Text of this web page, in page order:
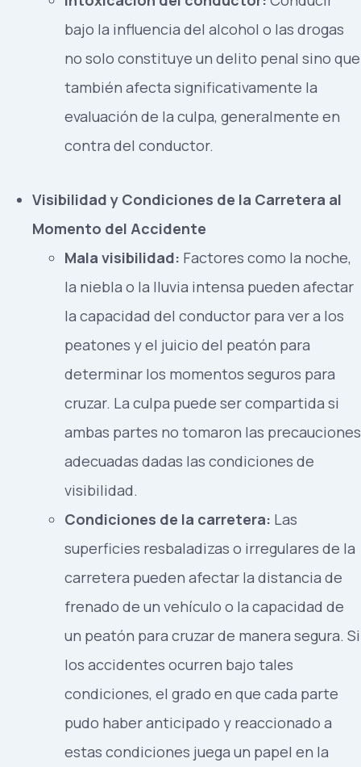
bajo la influencia del alcohol o las drogas
no solo constituye un delito penal sino que
también afecta significativamente la
evaluación de la culpa, generalmente en
contra del conductor.
Visibilidad y Condiciones de la Carretera al
Momento del Accidente
Mala visibilidad: Factores como la noche,
la niebla o la lluvia intensa pueden afectar
la capacidad del conductor para ver a los
peatones y el juicio del peatón para
determinar los momentos seguros para
cruzar. La culpa puede ser compartida si
ambas partes no tomaron las precauciones
adecuadas dadas las condiciones de
visibilidad.
Condiciones de la carretera: Las
superficies resbaladizas o irregulares de la
carretera pueden afectar la distancia de
frenado de un vehículo o la capacidad de
un peatón para cruzar de manera segura. Si
los accidentes ocurren bajo tales
condiciones, el grado en que cada parte
pudo haber anticipado y reaccionado a
estas condiciones juega un papel en la